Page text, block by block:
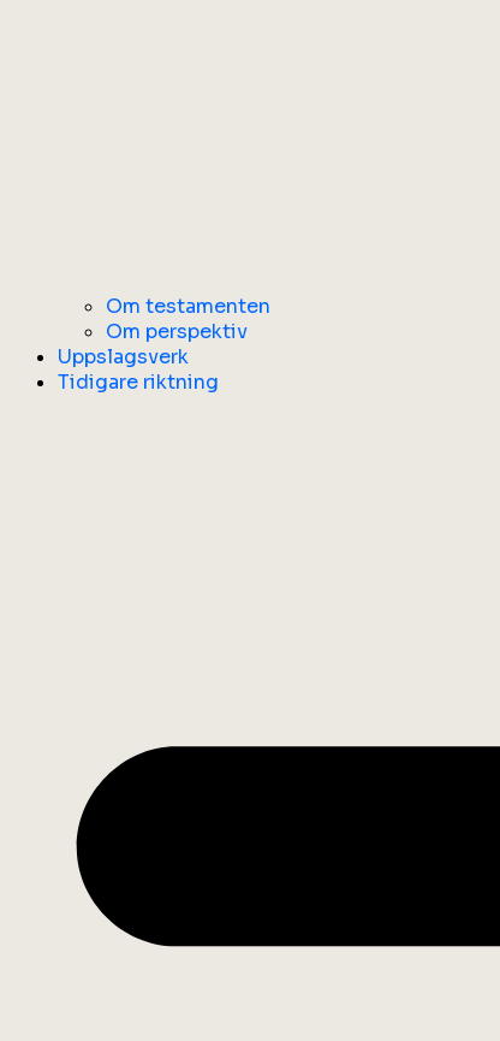
Om testamenten
Om perspektiv
Uppslagsverk
Tidigare riktning